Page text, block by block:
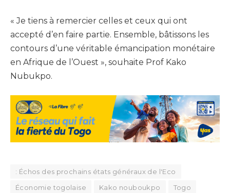
« Je tiens à remercier celles et ceux qui ont
accepté d’en faire partie. Ensemble, bâtissons les
contours d’une véritable émancipation monétaire
en Afrique de l’Ouest », souhaite Prof Kako
Nubukpo.
: Échos des prochains états généraux de l'Eco
Économie togolaise
Kako nouboukpo Togo